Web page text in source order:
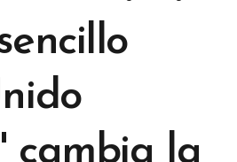
cambia la